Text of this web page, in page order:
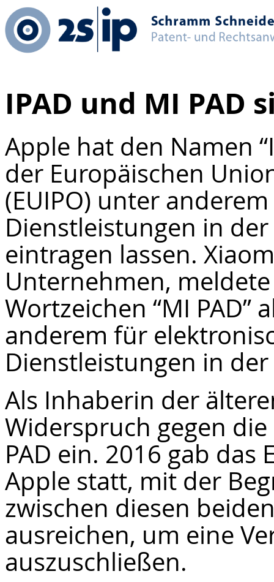
IPAD und MI PAD
Apple hat den Namen
der Europäischen
(EUIPO) unter
Dienstleistungen in
eintragen lassen.
Unternehmen,
Wortzeichen “MI PAD”
anderem für
Dienstleistungen in
Als Inhaberin der
Widerspruch gegen
PAD ein. 2016 gab das
Apple statt, mit der
zwischen diesen
ausreichen, um eine
auszuschließen.